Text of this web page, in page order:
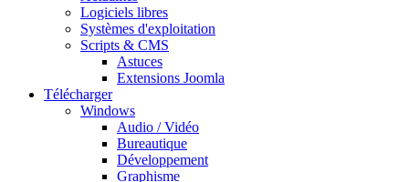
Logiciels libres
Systèmes d'exploitation
Scripts & CMS
Astuces
Extensions Joomla
Télécharger
Windows
Audio / Vidéo
Bureautique
Développement
Graphisme